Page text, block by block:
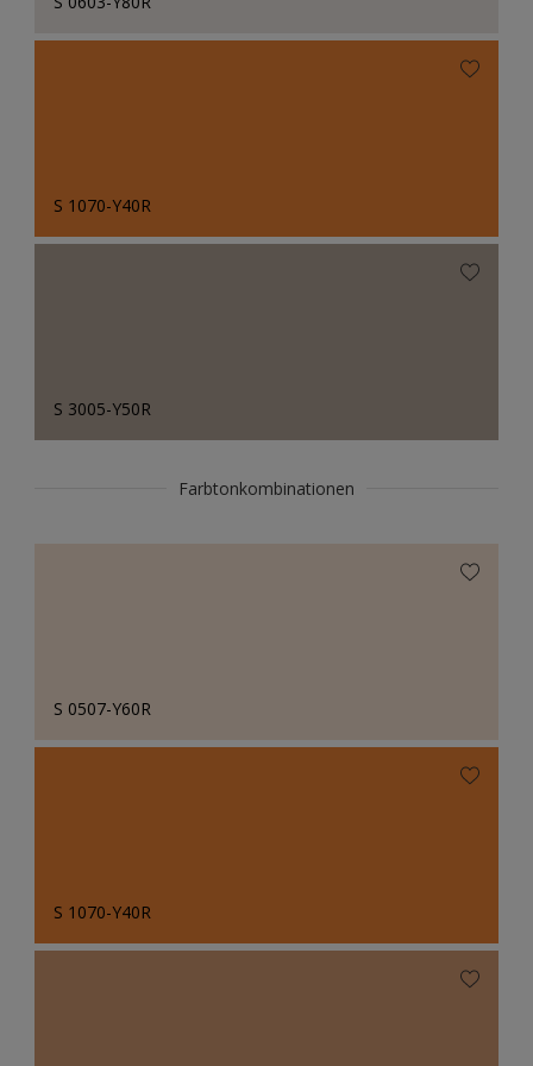
S 1070-Y40R
S 3005-Y50R
Farbtonkombinationen
S 0507-Y60R
S 1070-Y40R